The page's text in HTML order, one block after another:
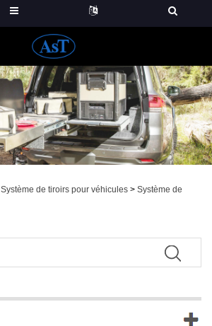
Système de tiroirs pour véhicules > Système de